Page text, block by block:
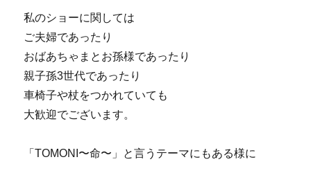
私のショーに関しては
ご夫婦であったり
おばあちゃまとお孫様であったり
親子孫3世代であったり
車椅子や杖をつかれていても
大歓迎でございます。
「TOMONI〜命〜」と言うテーマにもある様に